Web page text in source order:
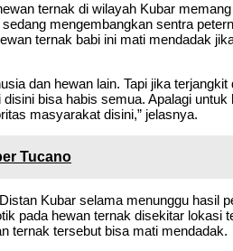
ternak di wilayah Kubar
mengembangkan sentra
ternak babi ini mati mendadak
dan hewan lain. Tapi jika terjangkit
bisa habis semua. Apalagi untuk
masyarakat disini,” jelasnya.
Tucano
Kubar selama menunggu hasil
pada hewan ternak disekitar lokasi
ternak tersebut bisa mati mendadak.